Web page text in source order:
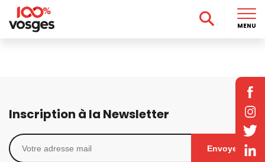
Inscription à la Newsletter
Envoyer
MENU